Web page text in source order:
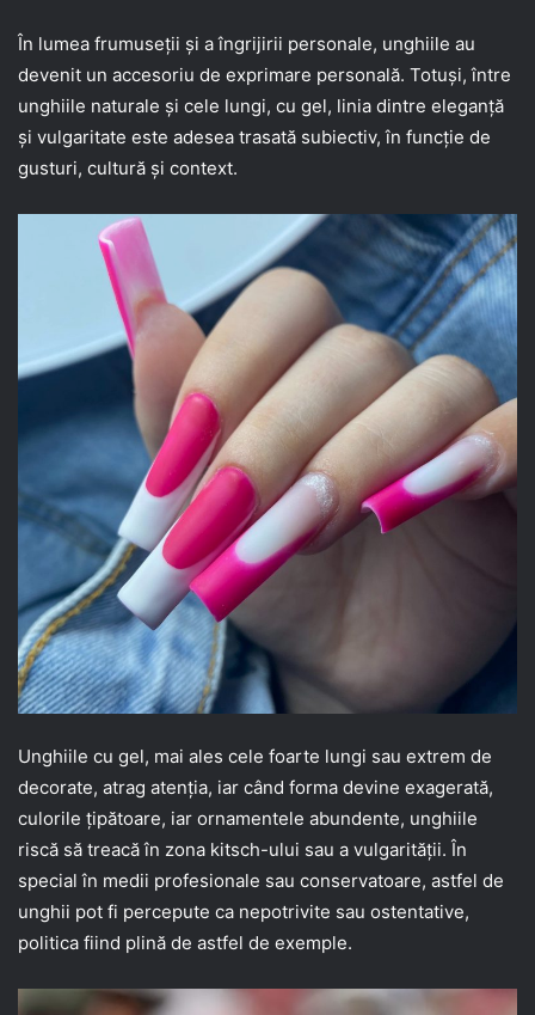
În lumea frumuseții și a îngrijirii personale, unghiile au
devenit un accesoriu de exprimare personală. Totuși, între
unghiile naturale și cele lungi, cu gel, linia dintre eleganță
și vulgaritate este adesea trasată subiectiv, în funcție de
gusturi, cultură și context.
Unghiile cu gel, mai ales cele foarte lungi sau extrem de
decorate, atrag atenția, iar când forma devine exagerată,
culorile țipătoare, iar ornamentele abundente, unghiile
riscă să treacă în zona kitsch-ului sau a vulgarității. În
special în medii profesionale sau conservatoare, astfel de
unghii pot fi percepute ca nepotrivite sau ostentative,
politica fiind plină de astfel de exemple.